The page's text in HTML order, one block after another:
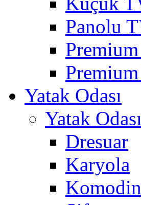
Panolu
Yatak Odası
Yatak
Dresuar
Karyola
Komodin